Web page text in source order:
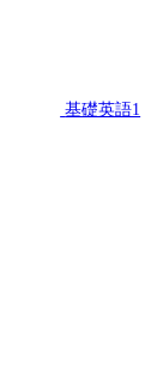
基礎英語1